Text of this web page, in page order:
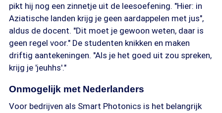
pikt hij nog een zinnetje uit de leesoefening. "Hier: in
Aziatische landen krijg je geen aardappelen met jus",
aldus de docent. "Dit moet je gewoon weten, daar is
geen regel voor." De studenten knikken en maken
driftig aantekeningen. "Als je het goed uit zou spreken,
krijg je 'jeuhhs'."
Onmogelijk met Nederlanders
Voor bedrijven als Smart Photonics is het belangrijk